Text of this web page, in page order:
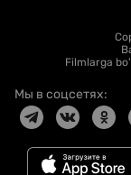
Filmlarga
Мы в соцсетях: